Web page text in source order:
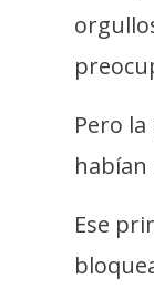
i
c
d
a
Pero
habían
Ese